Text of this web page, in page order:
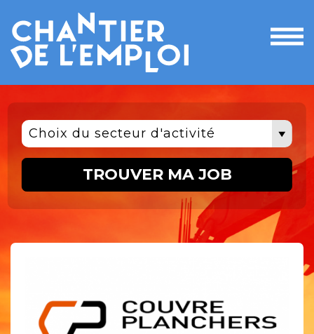
le
Choix du secteur d'activité
TROUVER MA JOB